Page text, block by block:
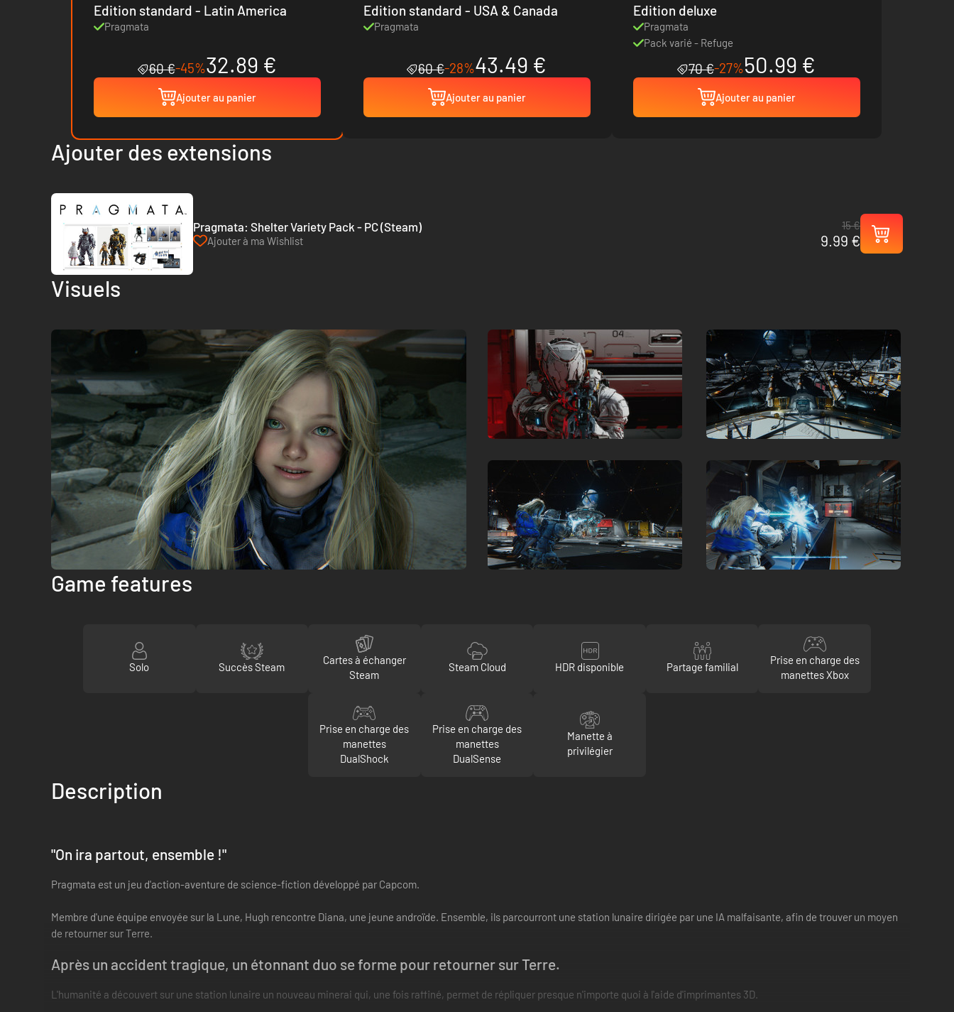
Edition standard - Latin America
Pragmata
60 €-45%32.89 €
Ajouter au panier
Edition standard - USA & Canada
Pragmata
60 €-28%43.49 €
Ajouter au panier
Edition deluxe
Pragmata
Pack varié - Refuge
70 €-27%50.99 €
Ajouter au panier
Ajouter des extensions
Pragmata: Shelter Variety Pack - PC (Steam)
Ajouter à ma Wishlist
15 €
9.99 €
Visuels
Game features
Solo Succès Steam
Cartes à échanger
Steam
Steam Cloud HDR disponible Partage familial
Prise en charge des
manettes Xbox
Prise en charge des
manettes
DualShock
Prise en charge des
manettes
DualSense
Manette à
privilégier
Description
"On ira partout, ensemble !"
Pragmata est un jeu d'action-aventure de science-fiction développé par Capcom.
Membre d'une équipe envoyée sur la Lune, Hugh rencontre Diana, une jeune androïde. Ensemble, ils parcourront une station lunaire dirigée par une IA malfaisante, afin de trouver un moyen
de retourner sur Terre.
Après un accident tragique, un étonnant duo se forme pour retourner sur Terre.
L'humanité a découvert sur une station lunaire un nouveau minerai qui, une fois raffiné, permet de répliquer presque n'importe quoi à l'aide d'imprimantes 3D.